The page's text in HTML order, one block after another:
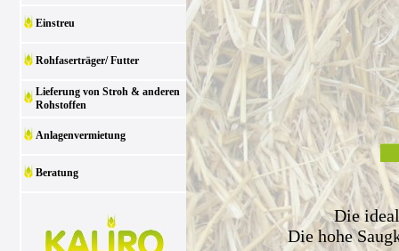
Einstreu
Rohfaserträger/ Futter
Lieferung von Stroh & anderen
Rohstoffen
Anlagenvermietung
Beratung
Die
Die hohe